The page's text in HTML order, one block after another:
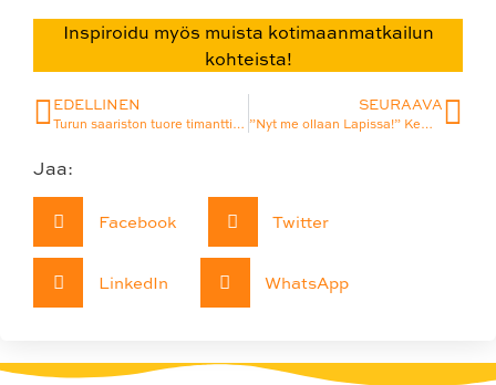
Inspiroidu myös muista kotimaanmatkailun
kohteista!
EDELLINEN
Turun saariston tuore timantti: täyden palvelun Rumar Strand Korppoossa tarjoaa ikimuistoisen mökkikokemuksen koko perheelle
SEURAAVA
”Nyt me ollaan Lapissa!” Kemi tarjoaa talven taikaa ja meren tunnelmaa keskellä kesääkin
Jaa:
Facebook Twitter
LinkedIn WhatsApp